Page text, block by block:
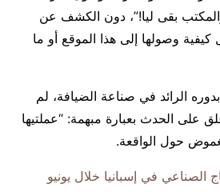
والمكتب بقى ليا!”، دون الكشف عن
وصولها إلى هذا الموقع أو ما
الرائد في صناعة الضيافة، لم
على الحدث بعبارة مبهمة: “عملتيها
حول الواقعة.
الصناعي في إسبانيا خلال يونيو